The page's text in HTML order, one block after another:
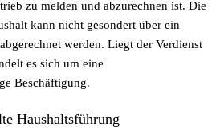
zu melden und abzurechnen ist. Die
kann nicht gesondert über ein
werden. Liegt der Verdienst
es sich um eine
Beschäftigung.
Haushaltsführung